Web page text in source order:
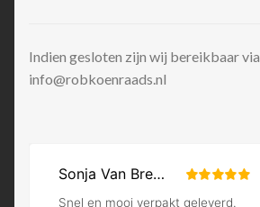
Indien gesloten zijn wij bereikbaar via
info@robkoenraads.nl